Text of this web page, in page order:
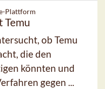
Plattform
Temu
ob Temu
die den
könnten und
gegen ...